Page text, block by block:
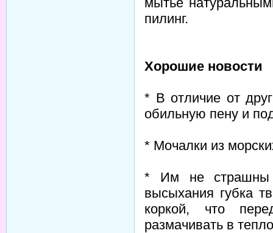
пилинг.
Хорошие новости
* В отличие от
обильную пену и
* Мочалки из
* Им не страшны
высыхания губка
коркой, что
размачивать в